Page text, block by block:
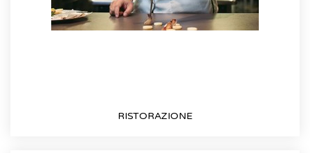
RISTORAZIONE